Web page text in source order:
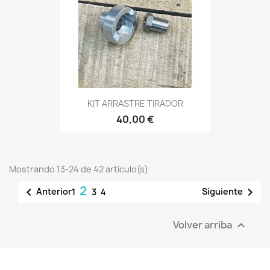
KIT ARRASTRE TIRADOR
40,00 €
Mostrando 13-24 de 42 artículo(s)
 Anterior1 2 3 4 Siguiente 
Volver arriba 